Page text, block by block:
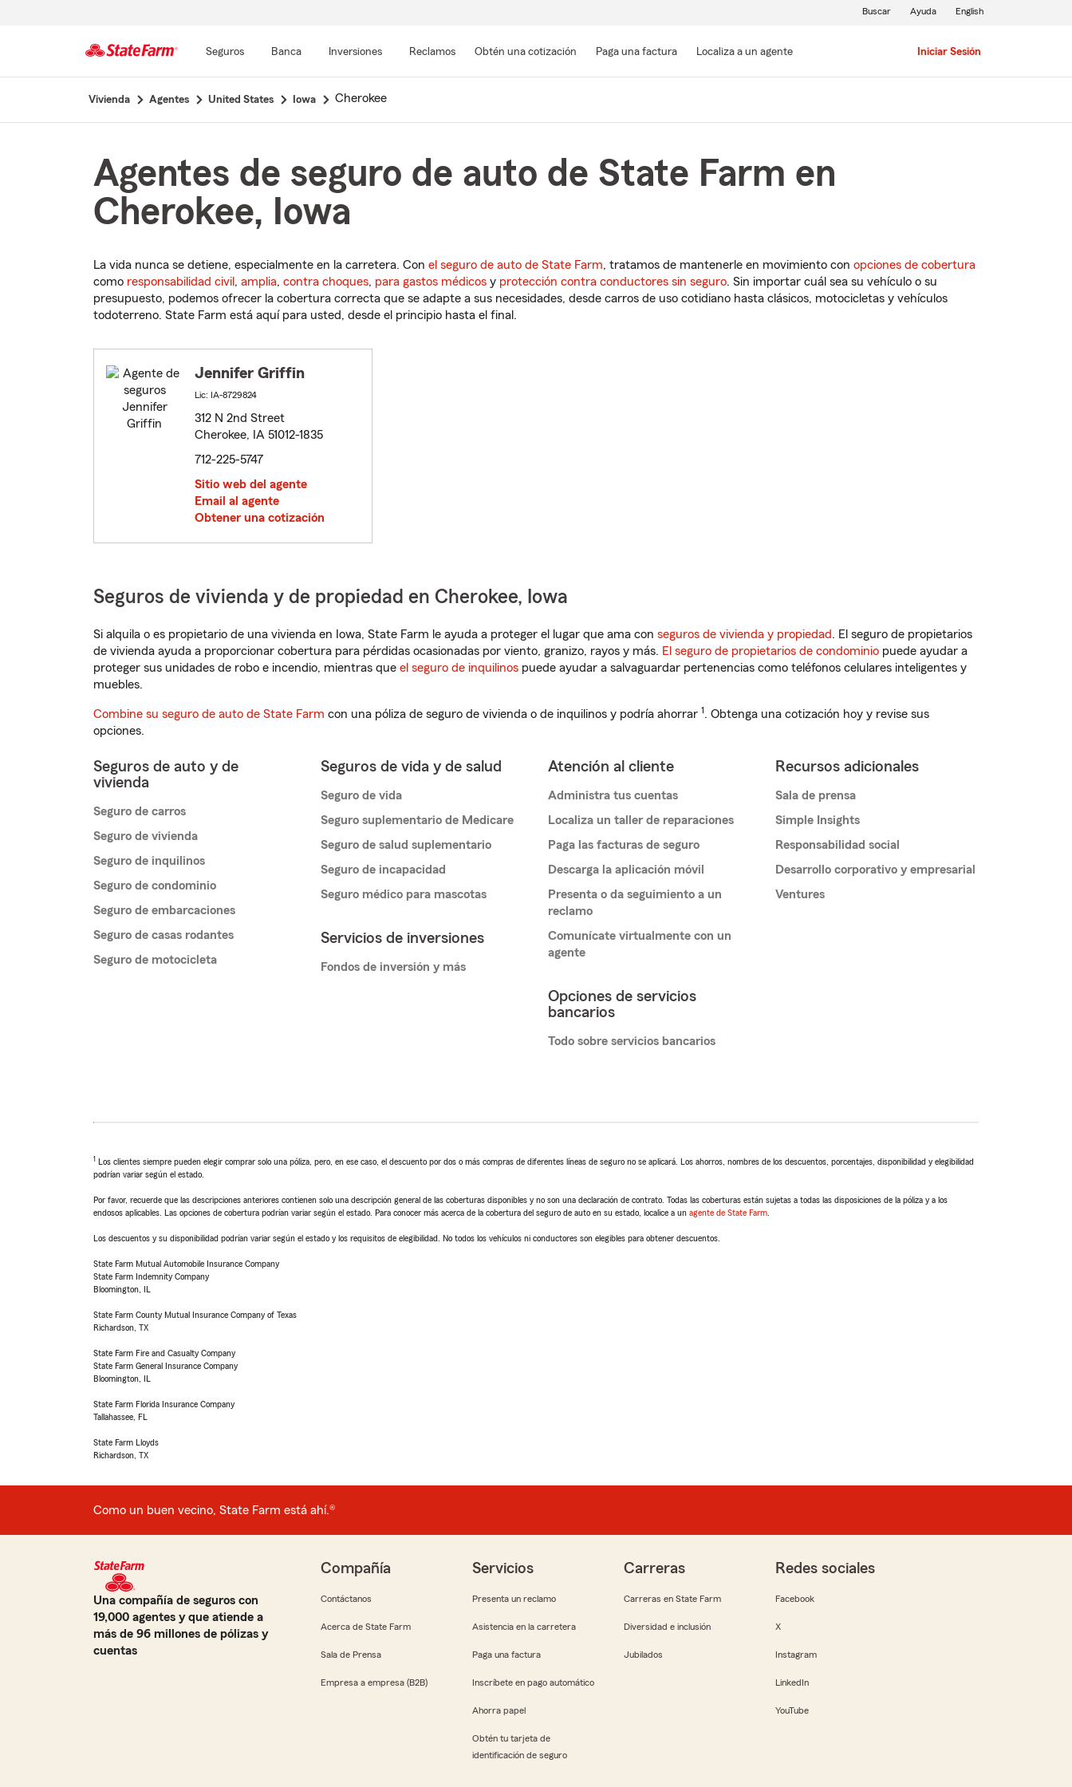
contenido
Seguros Banca Inversiones Reclamos Obtén una cotización Paga una factura Localiza a un agente Iniciar Sesión
Buscar Ayuda English
Vivienda Agentes United States Iowa Cherokee
Agentes de seguro de auto de State Farm en
Cherokee, Iowa
La vida nunca se detiene, especialmente en la carretera. Con el seguro de auto de State Farm, tratamos de mantenerle en movimiento con opciones de cobertura
como responsabilidad civil , amplia, contra choques, para gastos médicos y protección contra conductores sin seguro. Sin importar cuál sea su vehículo o su
presupuesto, podemos ofrecer la cobertura correcta que se adapte a sus necesidades, desde carros de uso cotidiano hasta clásicos, motocicletas y vehículos
todoterreno. State Farm está aquí para usted, desde el principio hasta el final.
Jennifer Griffin
Lic: IA-8729824
312 N 2nd Street
Cherokee, IA 51012-1835
712-225-5747
Sitio web del agente
Email al agente
Obtener una cotización
Seguros de vivienda y de propiedad en Cherokee, Iowa
Si alquila o es propietario de una vivienda en Iowa, State Farm le ayuda a proteger el lugar que ama con seguros de vivienda y propiedad. El seguro de propietarios
de vivienda ayuda a proporcionar cobertura para pérdidas ocasionadas por viento, granizo, rayos y más. El seguro de propietarios de condominio puede ayudar a
proteger sus unidades de robo e incendio, mientras que el seguro de inquilinos puede ayudar a salvaguardar pertenencias como teléfonos celulares inteligentes y
muebles.
Combine su seguro de auto de State Farm con una póliza de seguro de vivienda o de inquilinos y podría ahorrar 1. Obtenga una cotización hoy y revise sus
opciones.
Seguros de auto y de
vivienda
Seguro de carros
Seguro de vivienda
Seguro de inquilinos
Seguro de condominio
Seguro de embarcaciones
Seguro de casas rodantes
Seguro de motocicleta
Seguros de vida y de salud
Seguro de vida
Seguro suplementario de Medicare
Seguro de salud suplementario
Seguro de incapacidad
Seguro médico para mascotas
Servicios de inversiones
Fondos de inversión y más
Atención al cliente
Administra tus cuentas
Localiza un taller de reparaciones
Paga las facturas de seguro
Descarga la aplicación móvil
Presenta o da seguimiento a un
reclamo
Comunícate virtualmente con un
agente
Opciones de servicios
bancarios
Todo sobre servicios bancarios
Recursos adicionales
Sala de prensa
Simple Insights
Responsabilidad social
Desarrollo corporativo y empresarial
Ventures
1 Los clientes siempre pueden elegir comprar solo una póliza, pero, en ese caso, el descuento por dos o más compras de diferentes líneas de seguro no se aplicará. Los ahorros, nombres de los descuentos, porcentajes, disponibilidad y elegibilidad
podrían variar según el estado.
Por favor, recuerde que las descripciones anteriores contienen solo una descripción general de las coberturas disponibles y no son una declaración de contrato. Todas las coberturas están sujetas a todas las disposiciones de la póliza y a los
endosos aplicables. Las opciones de cobertura podrían variar según el estado. Para conocer más acerca de la cobertura del seguro de auto en su estado, localice a un agente de State Farm
Los descuentos y su disponibilidad podrían variar según el estado y los requisitos de elegibilidad. No todos los vehículos ni conductores son elegibles para obtener descuentos.
State Farm Mutual Automobile Insurance Company
State Farm Indemnity Company
Bloomington, IL
State Farm County Mutual Insurance Company of Texas
Richardson, TX
State Farm Fire and Casualty Company
State Farm General Insurance Company
Bloomington, IL
State Farm Florida Insurance Company
Tallahassee, FL
State Farm Lloyds
Richardson, TX
Como un buen vecino, State Farm está ahí.®
Una compañía de seguros con
19,000 agentes y que atiende a
más de 96 millones de pólizas y
cuentas
Compañía
Contáctanos
Acerca de State Farm
Sala de Prensa
Empresa a empresa (B2B)
Servicios
Presenta un reclamo
Asistencia en la carretera
Paga una factura
Inscríbete en pago automático
Ahorra papel
Obtén tu tarjeta de
identificación de seguro
Carreras
Carreras en State Farm
Diversidad e inclusión
Jubilados
Redes sociales
Facebook
X
Instagram
LinkedIn
YouTube